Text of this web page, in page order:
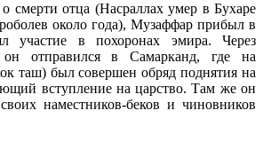
смерти отца (Насраллах умер в Бухаре
около года), Музаффар прибыл в
участие в похоронах эмира. Через
он отправился в Самарканд, где на
таш) был совершен обряд поднятия на
вступление на царство. Там же он
наместников-беков и чиновников